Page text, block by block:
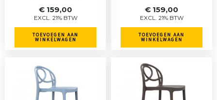
€ 159,00
EXCL. 21% BTW
TOEVOEGEN AAN
WINKELWAGEN
€ 159,00
EXCL. 21% BTW
TOEVOEGEN AAN
WINKELWAGEN